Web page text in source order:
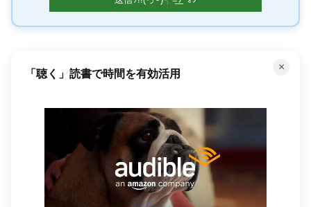
×
「聴く」読書で時間を有効活用